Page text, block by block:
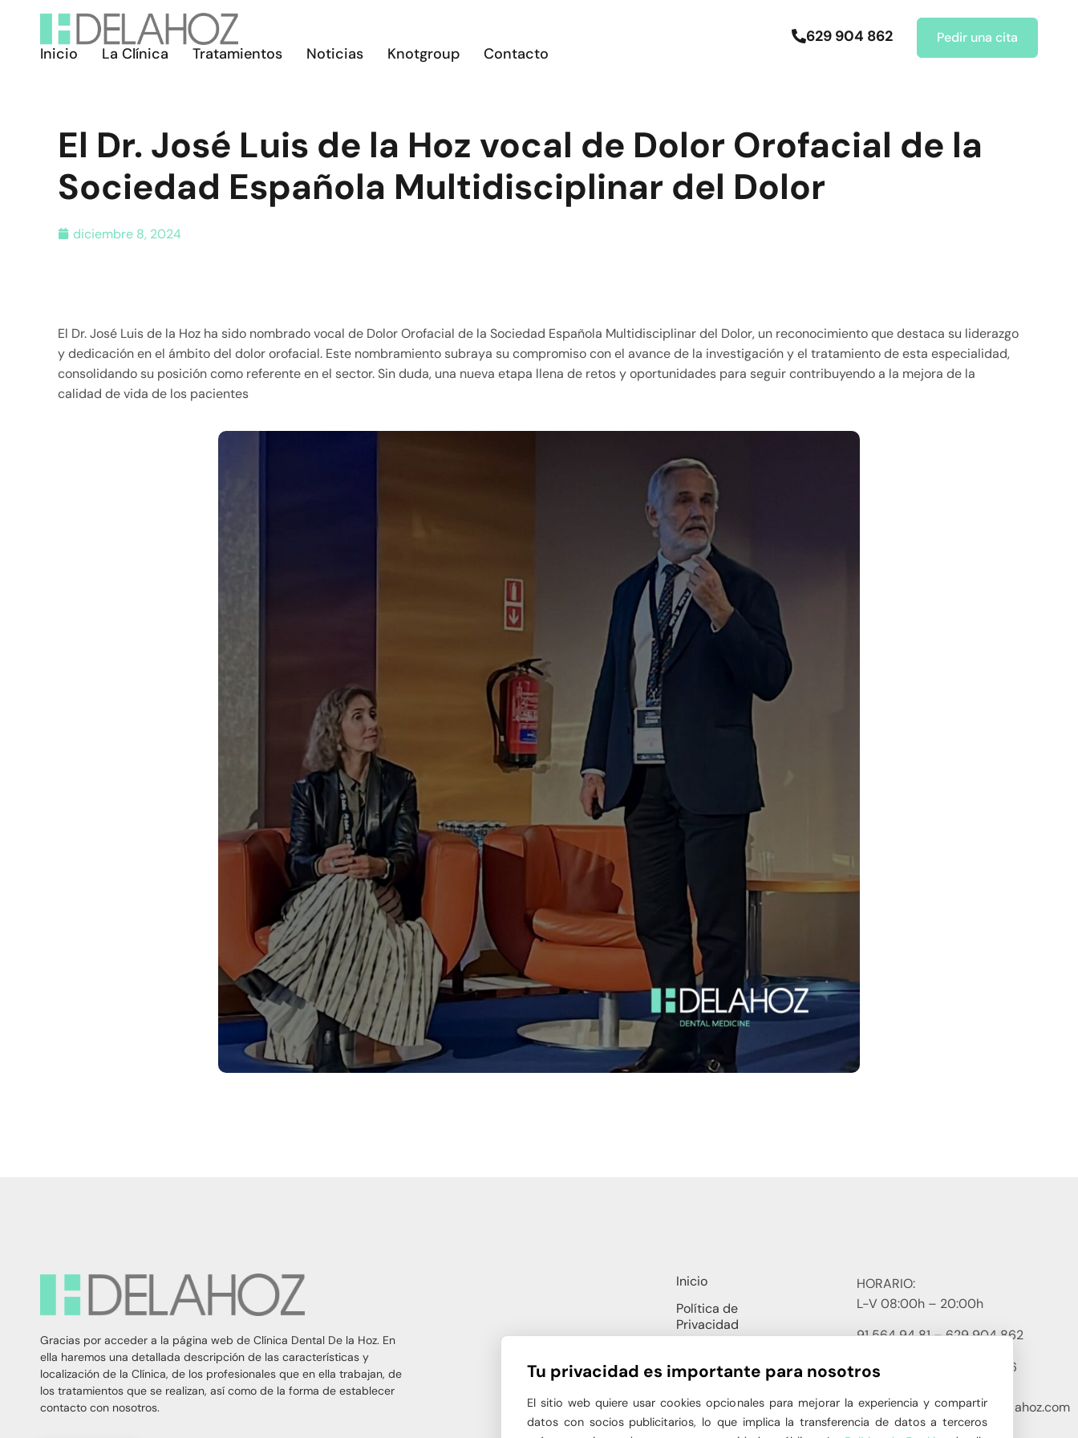
Inicio La Clínica Tratamientos Noticias Knotgroup Contacto
629 904 862 Pedir una cita
El Dr. José Luis de la Hoz vocal de Dolor Orofacial de la
Sociedad Española Multidisciplinar del Dolor
diciembre 8, 2024
El Dr. José Luis de la Hoz ha sido nombrado vocal de Dolor Orofacial de la Sociedad Española Multidisciplinar del Dolor, un reconocimiento que destaca su liderazgo
y dedicación en el ámbito del dolor orofacial. Este nombramiento subraya su compromiso con el avance de la investigación y el tratamiento de esta especialidad,
consolidando su posición como referente en el sector. Sin duda, una nueva etapa llena de retos y oportunidades para seguir contribuyendo a la mejora de la
calidad de vida de los pacientes
Gracias por acceder a la página web de Clínica Dental De la Hoz. En
ella haremos una detallada descripción de las características y
localización de la Clínica, de los profesionales que en ella trabajan, de
los tratamientos que se realizan, así como de la forma de establecer
contacto con nosotros.
Inicio
Política de
Privacidad
Política de
Cookies
HORARIO:
L-V 08:00h – 20:00h
91 564 94 81 – 629 904 862
P.º de La Habana, 12, 28036
administracion@clinicadelahoz.com
Tu privacidad es importante para nosotros
El sitio web quiere usar cookies opcionales para mejorar la experiencia y compartir
datos con socios publicitarios, lo que implica la transferencia de datos a terceros